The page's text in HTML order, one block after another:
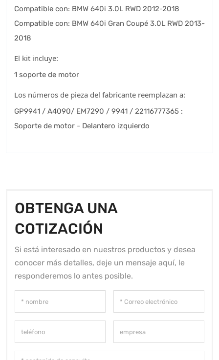
Compatible con: BMW 640i 3.0L RWD 2012-2018
Compatible con: BMW 640i Gran Coupé 3.0L RWD 2013-
2018
El kit incluye:
1 soporte de motor
Los números de pieza del fabricante reemplazan a:
GP9941 / A4090/ EM7290 / 9941 / 22116777365 :
Soporte de motor - Delantero izquierdo
OBTENGA UNA
COTIZACIÓN
Si está interesado en nuestros productos y desea
conocer más detalles, deje un mensaje aquí, le
responderemos lo antes posible.